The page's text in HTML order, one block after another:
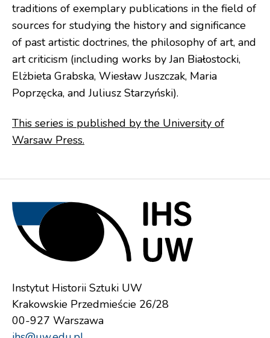
traditions of exemplary publications in the field of
sources for studying the history and significance
of past artistic doctrines, the philosophy of art, and
art criticism (including works by Jan Białostocki,
Elżbieta Grabska, Wiesław Juszczak, Maria
Poprzęcka, and Juliusz Starzyński).
This series is published by the University of
Warsaw Press.
Instytut Historii Sztuki UW
Krakowskie Przedmieście 26/28
00-927 Warszawa